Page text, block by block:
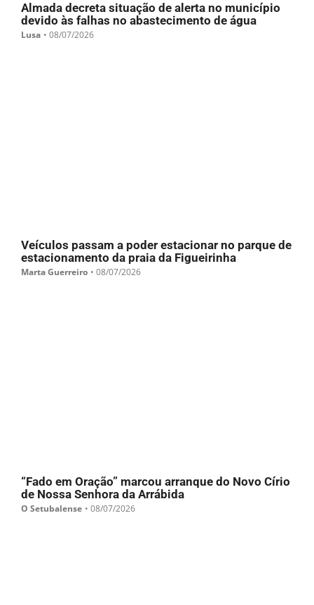
Almada decreta situação de alerta no município
devido às falhas no abastecimento de água
Lusa • 08/07/2026
Veículos passam a poder estacionar no parque de
estacionamento da praia da Figueirinha
Marta Guerreiro • 08/07/2026
“Fado em Oração” marcou arranque do Novo Círio
de Nossa Senhora da Arrábida
O Setubalense • 08/07/2026